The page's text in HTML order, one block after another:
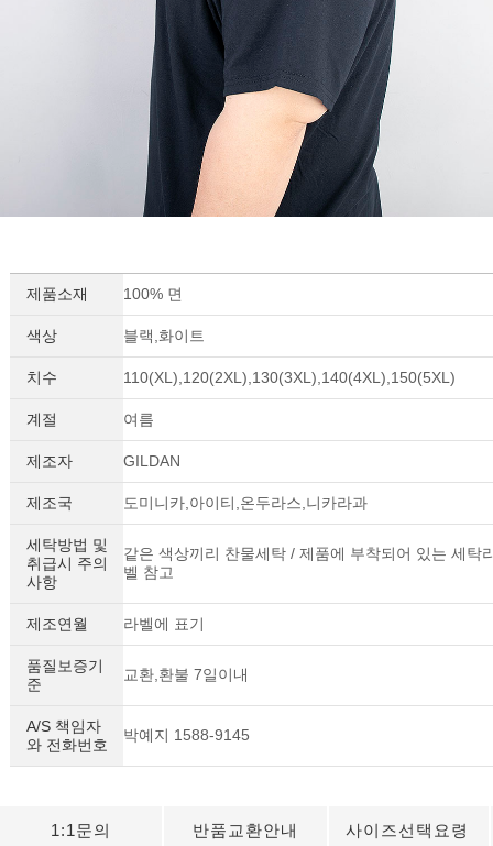
제품소재 100% 면
색상 블랙,화이트
치수 110(XL),120(2XL),130(3XL),140(4XL),150(5XL)
계절 여름
제조자 GILDAN
제조국 도미니카,아이티,온두라스,니카라과
세탁방법 및
취급시 주의
사항
같은 색상끼리 찬물세탁 / 제품에 부착되어 있는 세탁
벨 참고
제조연월 라벨에 표기
품질보증기
준
교환,환불 7일이내
A/S 책임자
와 전화번호
박예지 1588-9145
1:1문의 반품교환안내 사이즈선택요령